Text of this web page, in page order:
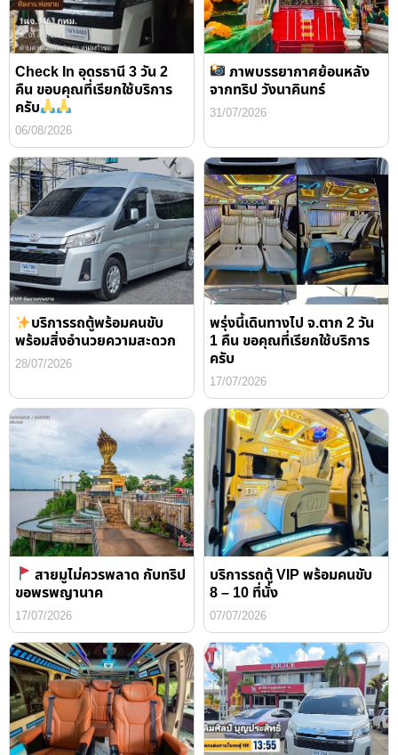
Check In อุดรธานี 3 วัน 2
คืน ขอบคุณที่เรียกใช้บริการ
ครับ
06/08/2026
ภาพบรรยากาศย้อนหลัง
จากทริป วังนาคินทร์
31/07/2026
บริการรถตู้พร้อมคนขับ
พร้อมสิ่งอำนวยความสะดวก
28/07/2026
พรุ่งนี้เดินทางไป จ.ตาก 2 วัน
1 คืน ขอคุณที่เรียกใช้บริการ
ครับ
17/07/2026
สายมูไม่ควรพลาด กับทริป
ขอพรพญานาค
17/07/2026
บริการรถตู้ VIP พร้อมคนขับ
8 – 10 ที่นั่ง
07/07/2026